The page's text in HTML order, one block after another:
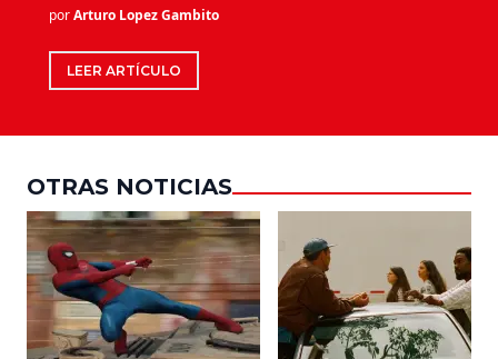
porArturo Lopez Gambito
LEER ARTÍCULO
OTRAS NOTICIAS